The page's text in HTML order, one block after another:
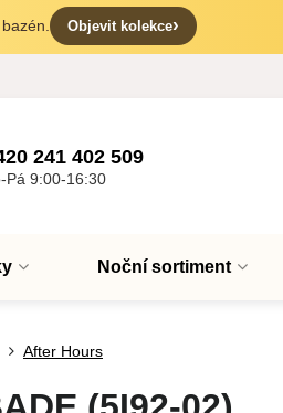
Objevit kolekce›
241 402 509
Pá 9:00-16:30
Noční sortiment
After Hours